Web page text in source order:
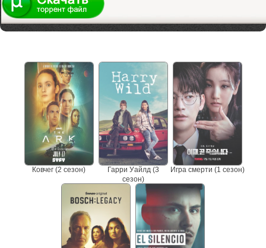
Ковчег (2 сезон)
Гарри Уайлд (3
сезон)
Игра смерти (1 сезон)